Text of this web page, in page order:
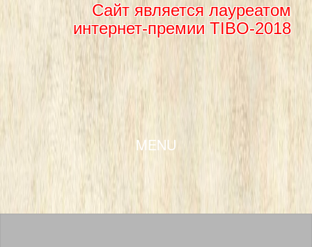
Сайт является лауреатом
интернет-премии TIBO-2018
MENU